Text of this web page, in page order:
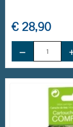
€ 28,90
−